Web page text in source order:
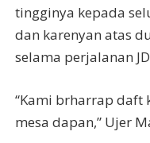
tingginya kepada
dan karenyan atas
selama perjalanan
“Kami brharrap daft
mesa dapan,” Ujer